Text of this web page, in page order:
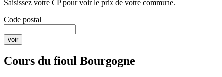
Saisissez votre CP pour voir le prix de votre commune.
Code postal
Cours du fioul Bourgogne